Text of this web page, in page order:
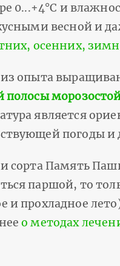
0...+4°С и
весной и
осенних,
из опыта
полосы
является
погоды и
сорта Память
паршой, то
и прохладное
о методах